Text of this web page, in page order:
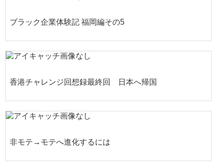
ブラック企業体験記 福岡編その5
香港チャレンジ回想録最終回 日本へ帰国
非モテ→モテへ進化するには